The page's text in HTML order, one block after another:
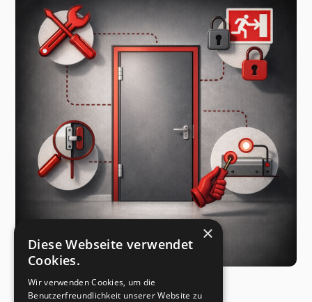
×
Diese Webseite verwendet
Cookies.
Wir verwenden Cookies, um die
Benutzerfreundlichkeit unserer Website zu